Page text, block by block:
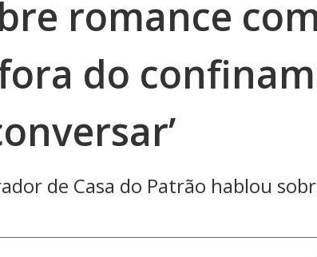
romance
do
de Casa do Patrão hablou